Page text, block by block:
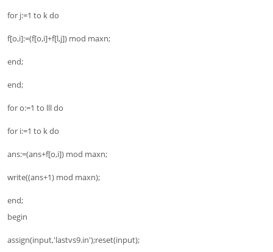
for j:=1 to k do
f[o,i]:=(f[o,i]+f[l,j]) mod maxn;
end;
end;
for o:=1 to lll do
for i:=1 to k do
ans:=(ans+f[o,i]) mod maxn;
write((ans+1) mod maxn);
end;
begin
assign(input,'lastvs9.in');reset(input);